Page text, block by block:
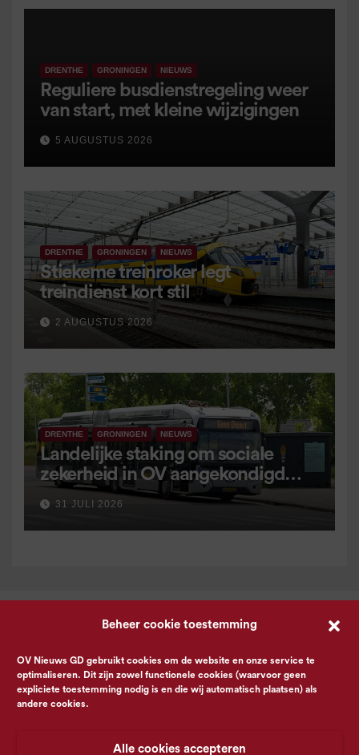
Beheer cookie toestemming
OV Nieuws GD gebruikt cookies om de website en onze service te
optimaliseren. Dit zijn zowel functionele cookies (waarvoor geen
expliciete toestemming nodig is en die wij automatisch plaatsen) als
andere cookies.
Alle cookies accepteren
DRENTHE GRONINGEN NIEUWS
Reguliere busdienstregeling weer
van start, met kleine wijzigingen
5 AUGUSTUS 2026
DRENTHE GRONINGEN NIEUWS
Stiekeme treinroker legt
treindienst kort stil
2 AUGUSTUS 2026
DRENTHE GRONINGEN NIEUWS
Landelijke staking om sociale
zekerheid in OV aangekondigd
voor 9 september
31 JULI 2026